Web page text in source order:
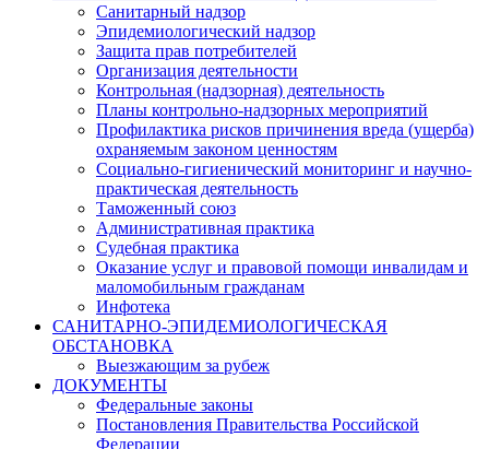
Санитарный надзор
Эпидемиологический надзор
Защита прав потребителей
Организация деятельности
Контрольная (надзорная) деятельность
Планы контрольно-надзорных мероприятий
Профилактика рисков причинения вреда (ущерба)
охраняемым законом ценностям
Социально-гигиенический мониторинг и научно-
практическая деятельность
Таможенный союз
Административная практика
Судебная практика
Оказание услуг и правовой помощи инвалидам и
маломобильным гражданам
Инфотека
САНИТАРНО-ЭПИДЕМИОЛОГИЧЕСКАЯ
ОБСТАНОВКА
Выезжающим за рубеж
ДОКУМЕНТЫ
Федеральные законы
Постановления Правительства Российской
Федерации